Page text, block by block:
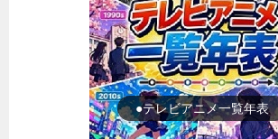
●ゲーム一覧年表